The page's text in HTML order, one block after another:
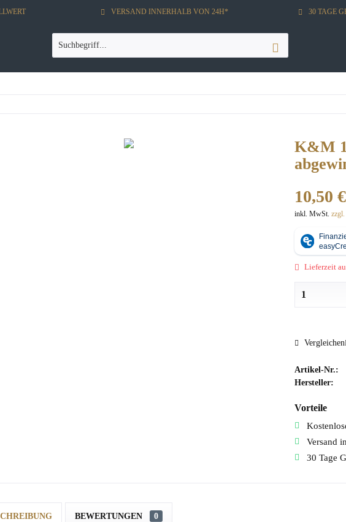
VERSAND INNERHALB VON 24H* 30 TAGE
K&M
10,50
inkl. MwSt. zzgl.
Lieferzeit
Vergleichen
Artikel-Nr.:
Hersteller:
Vorteile
Versand
30 Tage
BEWERTUNGEN 0